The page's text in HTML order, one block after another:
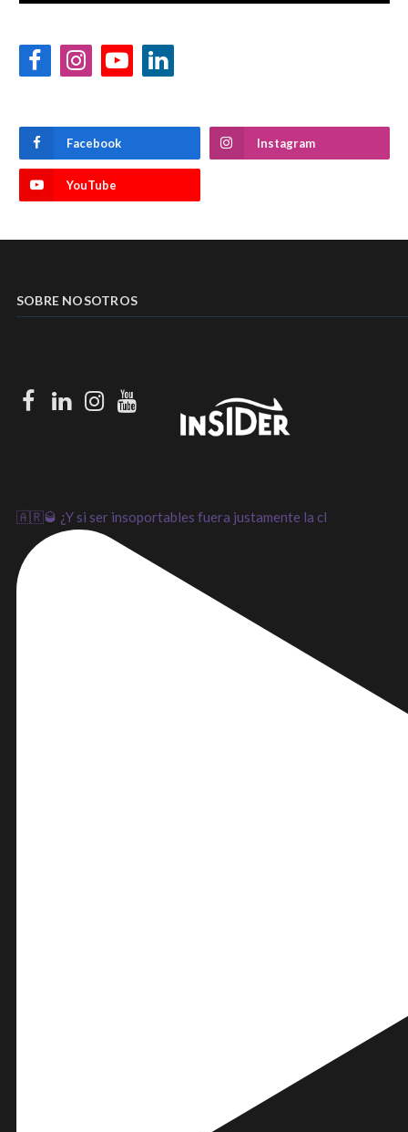
FacebookInstagramYouTubeLinkedIn
Facebook Instagram
YouTube
SOBRE NOSOTROS
Facebook
LinkedIn
Instagram
Youtube
🇦🇷🥃 ¿Y si ser insoportables fuera justamente la cl